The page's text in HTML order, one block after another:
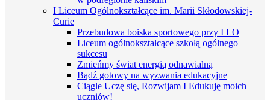
I Liceum Ogólnokształcące im. Marii Skłodowskiej-
Curie
Przebudowa boiska sportowego przy I LO
Liceum ogólnokształcące szkołą ogólnego
sukcesu
Zmieńmy świat energią odnawialną
Bądź gotowy na wyzwania edukacyjne
Ciągle Uczę się, Rozwijam I Edukuję moich
uczniów!